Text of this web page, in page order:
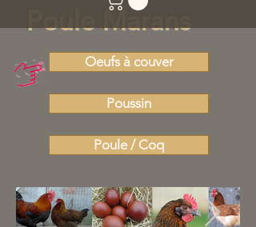
Poule Marans
Oeufs à couver
Poussin
Poule / Coq